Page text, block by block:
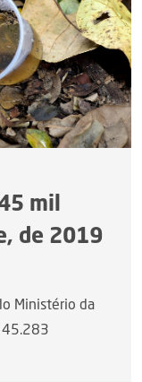
mil
de 2019
Ministério da
45.283